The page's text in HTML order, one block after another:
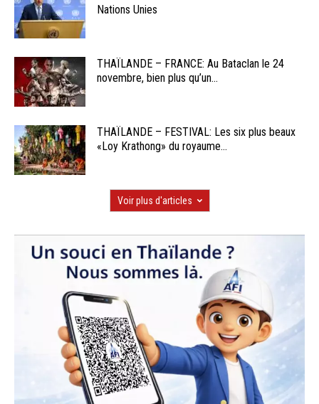
Nations Unies
THAÏLANDE – FRANCE: Au Bataclan le 24
novembre, bien plus qu’un...
THAÏLANDE – FESTIVAL: Les six plus beaux
«Loy Krathong» du royaume...
Voir plus d'articles